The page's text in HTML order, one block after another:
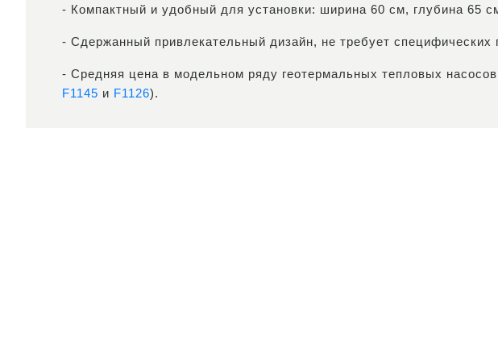
- Компактный и удобный для установки: ширина 60 см, глубина 65
- Сдержанный привлекательный дизайн, не требует специфических
- Средняя цена в модельном ряду геотермальных тепловых
F1145 и F1126).